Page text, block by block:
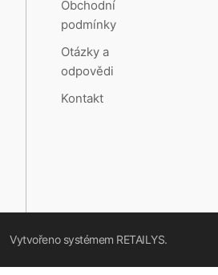
Obchodní
podmínky
Otázky a
odpovědi
Kontakt
Vytvořeno systémem RETAILYS.